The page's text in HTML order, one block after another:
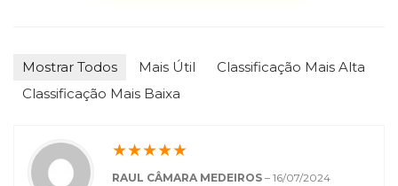
Mostrar Todos Mais Útil
Classificação Mais Alta
Classificação Mais Baixa
★★★★★
RAUL CÂMARA MEDEIROS – 16/07/2024